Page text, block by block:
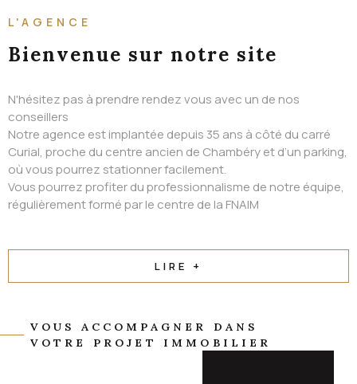
L'AGENCE
Bienvenue sur notre site
N'hésitez pas à prendre rendez vous avec un de nos
conseillers
Notre agence est implantée depuis 35 ans à côté du carré
Curial, proche du centre ancien de Chambéry et d’un parking,
où vous pourrez stationner facilement.
Vous pourrez profiter du professionnalisme de notre équipe,
régulièrement formé par le centre de la FNAIM
LIRE +
VOUS ACCOMPAGNER DANS
VOTRE PROJET IMMOBILIER